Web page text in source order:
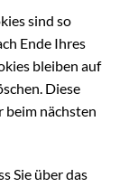
sind so
Ende Ihres
bleiben auf
Diese
beim nächsten
Sie über das